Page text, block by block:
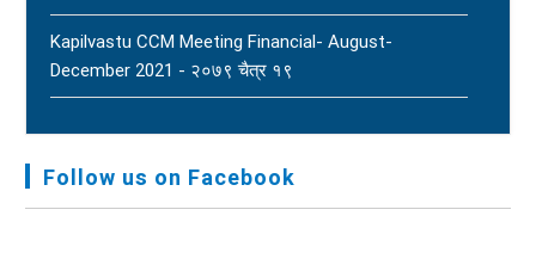
Kapilvastu CCM Meeting Financial- August-
December 2021 - २०७९ चैत्र १९
Audit Report FY-2076-077 - २०७७ कार्तिक २३
Follow us on Facebook